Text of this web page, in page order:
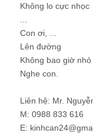
Không lo cực nhọc
Con ơi, ...
Lên đường
Không bao giờ
Nghe con.
Liên hệ: Mr.
M: 0988 833 616
E: